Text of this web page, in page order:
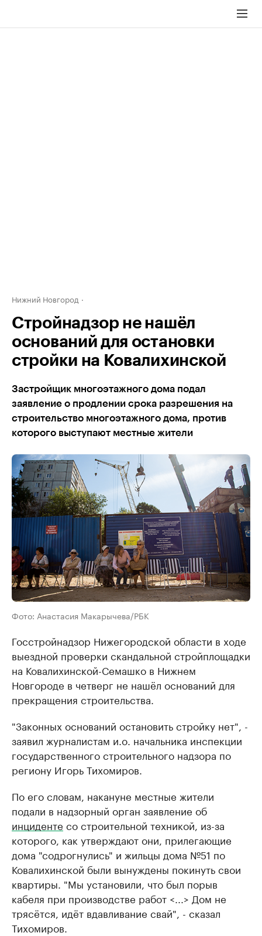
Нижний Новгород
Стройнадзор не нашёл
оснований для остановки
стройки на Ковалихинской
Застройщик многоэтажного дома подал
заявление о продлении срока разрешения на
строительство многоэтажного дома, против
которого выступают местные жители
Фото: Анастасия Макарычева/РБК
Госстройнадзор Нижегородской области в ходе
выездной проверки скандальной стройплощадки
на Ковалихинской-Семашко в Нижнем
Новгороде в четверг не нашёл оснований для
прекращения строительства.
"Законных оснований остановить стройку нет", -
заявил журналистам и.о. начальника инспекции
государственного строительного надзора по
региону Игорь Тихомиров.
По его словам, накануне местные жители
подали в надзорный орган заявление об
инциденте со строительной техникой, из-за
которого, как утверждают они, прилегающие
дома "содрогнулись" и жильцы дома №51 по
Ковалихинской были вынуждены покинуть свои
квартиры. "Мы установили, что был порыв
кабеля при производстве работ <...> Дом не
трясётся, идёт вдавливание свай", - сказал
Тихомиров.